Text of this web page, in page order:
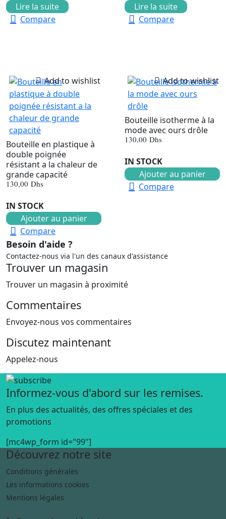
Lire la suite
Compare
Lire la suite
Compare
Add to wishlist
Bouteille en plastique à
double poignée
résistant a la chaleur de
grande capacité
130,00 Dhs
IN STOCK
Ajouter au panier
Compare
Add to wishlist
Bouteille isotherme à la
mode avec ours drôle
130,00 Dhs
IN STOCK
Ajouter au panier
Compare
Besoin d'aide ?
Contactez-nous via l'un des canaux d'assistance
Trouver un magasin
Trouver un magasin à proximité
Commentaires
Envoyez-nous vos commentaires
Discutez maintenant
Appelez-nous
Informez-vous d'abord sur les remises.
En plus des actualités, des offres spéciales et des
promotions
[mc4wp_form id="99"]
Découvrez notre site
Conditions générales
Les informations cookies
Mentions légales